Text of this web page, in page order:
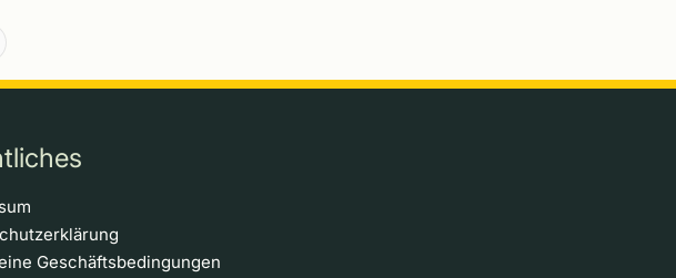
Geschäftsbedingungen